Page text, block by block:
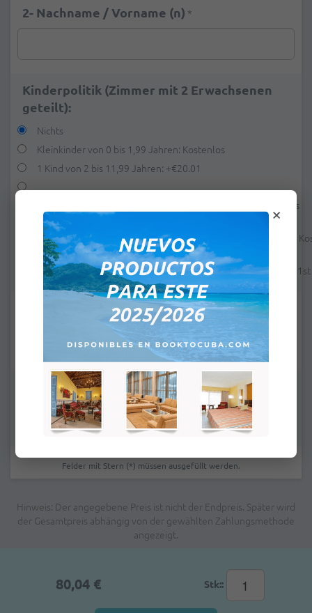
2- Nachname / Vorname (n) *
Kinderpolitik (Zimmer mit 2 Erwachsenen
geteilt):
Nichts
Kleinkinder von 0 bis 1,99 Jahren: Kostenlos
1 Kind von 2 bis 11,99 Jahren: +€20.01
1 Kind von 2 bis 11,99 Jahren (vom 1. Mai bis 31. Juli): Kostenlos
1 Kind von 2 bis 11,99 Jahren (vom 25. August bis 31. Oktober):
2 children from 2 to 12,99 years old (from May 1st to October
Bemerkungen:
Felder mit Stern (*) müssen ausgefüllt werden.
Hinweis: Der angegebene Preis ist nicht der Endpreis. Später wird
der Gesamtpreis abhängig von der gewählten Zahlungsmethode
angezeigt.
80,04 € Stk::
×